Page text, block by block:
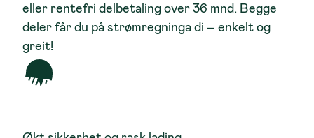
eller rentefri delbetaling over 36 mnd. Begge
deler får du på strømregninga di – enkelt og
greit!